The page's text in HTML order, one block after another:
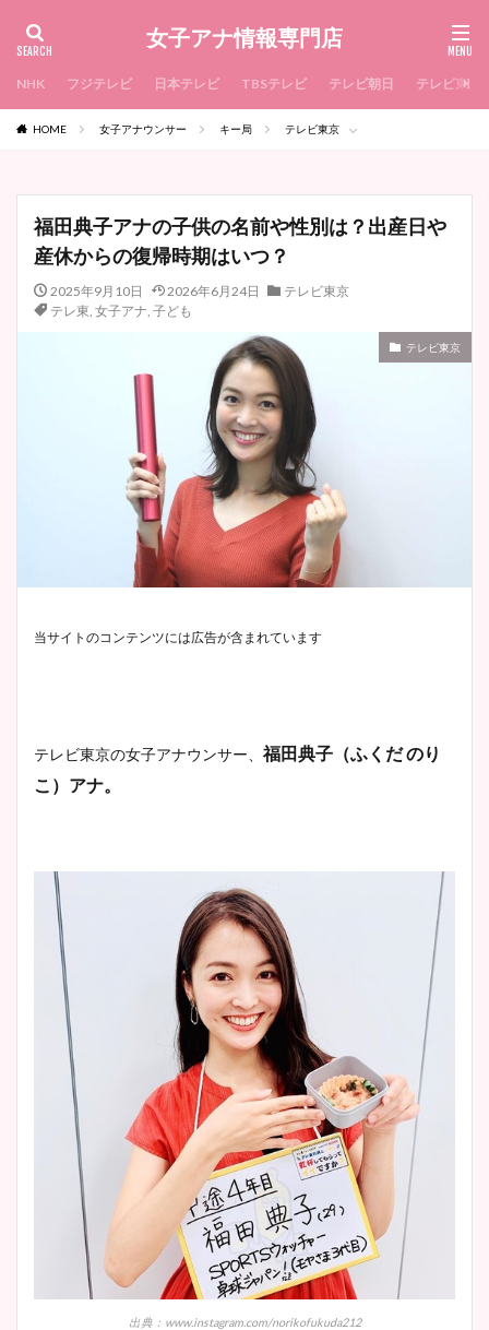
女子アナ情報専門店
NHK フジテレビ 日本テレビ TBSテレビ テレビ朝日 テレビ東京
HOME 女子アナウンサー キー局 テレビ東京
福田典子アナの子供の名前や性別は？出産日や
産休からの復帰時期はいつ？
2025年9月10日 2026年6月24日
テレビ東京
テレ東, 女子アナ, 子ども
テレビ東京
当サイトのコンテンツには広告が含まれています
テレビ東京の女子アナウンサー、 福田典子（ふくだ のり
こ）アナ。
出典：www.instagram.com/norikofukuda212